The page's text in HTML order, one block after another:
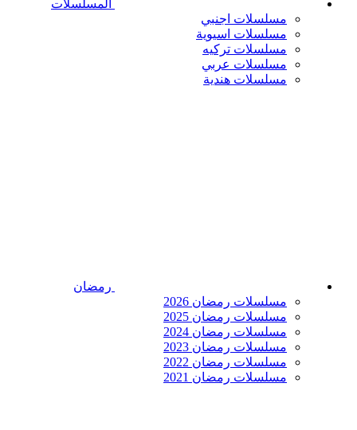
المسلسلات
مسلسلات اجنبي
مسلسلات اسيوية
مسلسلات تركيه
مسلسلات عربي
مسلسلات هندية
رمضان
مسلسلات رمضان 2026
مسلسلات رمضان 2025
مسلسلات رمضان 2024
مسلسلات رمضان 2023
مسلسلات رمضان 2022
مسلسلات رمضان 2021